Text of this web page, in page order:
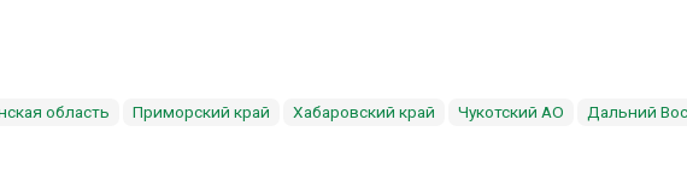
область Приморский край Хабаровский край Чукотский АО
Дальний